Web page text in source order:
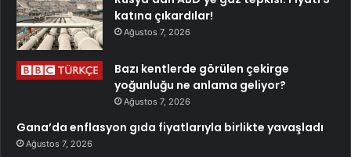
katına çıkardılar!
Ağustos 7, 2026
Bazı kentlerde görülen çekirge
yoğunluğu ne anlama geliyor?
Ağustos 7, 2026
Gana’da enflasyon gıda fiyatlarıyla birlikte yavaşladı
Ağustos 7, 2026